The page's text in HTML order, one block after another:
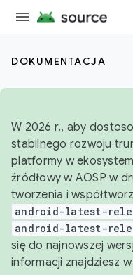
DOKUMENTACJA
W 2026 r., aby
stabilnego rozwoju
platformy w
źródłowy w AOSP w
tworzenia i
android-latest-
android-latest-
się do najnowszej
informacji znajdziesz